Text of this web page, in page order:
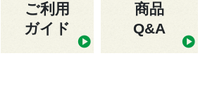
ご利用
ガイド
商品
Q&A